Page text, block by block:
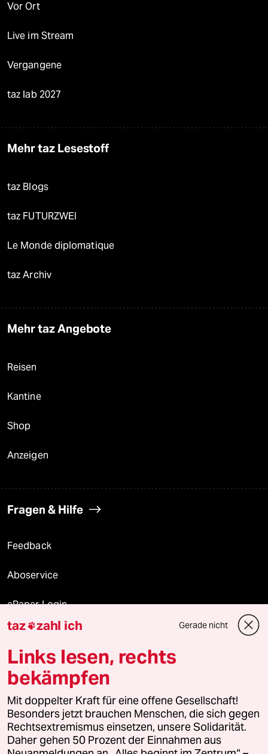
Vor Ort
Live im Stream
Vergangene
taz lab 2027
Mehr taz Lesestoff
taz Blogs
taz FUTURZWEI
Le Monde diplomatique
taz Archiv
Mehr taz Angebote
Reisen
Kantine
Shop
Anzeigen
Fragen & Hilfe
Feedback
Aboservice
ePaper Login
Downloads für Abonnierende
© 2026 taz Verlags und Vertriebs GmbH
Alle Rechte vorbehalten. Bei rechtlichen Fragen oder für Genehmigungen
wenden Sie sich bitte an
lizenzen@taz.de
Feedback Redaktionsstatut Kommune-Richtlinien
taz zahl ich Gerade nicht
Links lesen, rechts
bekämpfen
Mit doppelter Kraft für eine offene Gesellschaft!
Besonders jetzt brauchen Menschen, die sich gegen
Rechtsextremismus einsetzen, unsere Solidarität.
Daher gehen 50 Prozent der Einnahmen aus